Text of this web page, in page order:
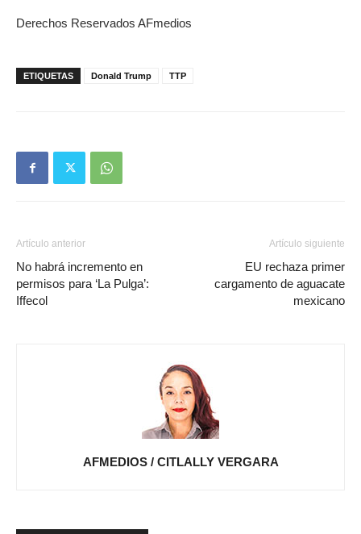
Derechos Reservados AFmedios
ETIQUETAS Donald Trump TTP
Artículo anterior
No habrá incremento en
permisos para ‘La Pulga’:
Iffecol
Artículo siguiente
EU rechaza primer
cargamento de aguacate
mexicano
AFMEDIOS / CITLALLY VERGARA